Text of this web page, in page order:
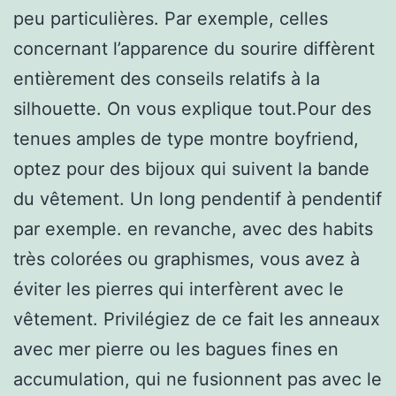
peu particulières. Par exemple, celles
concernant l’apparence du sourire diffèrent
entièrement des conseils relatifs à la
silhouette. On vous explique tout.Pour des
tenues amples de type montre boyfriend,
optez pour des bijoux qui suivent la bande
du vêtement. Un long pendentif à pendentif
par exemple. en revanche, avec des habits
très colorées ou graphismes, vous avez à
éviter les pierres qui interfèrent avec le
vêtement. Privilégiez de ce fait les anneaux
avec mer pierre ou les bagues fines en
accumulation, qui ne fusionnent pas avec le